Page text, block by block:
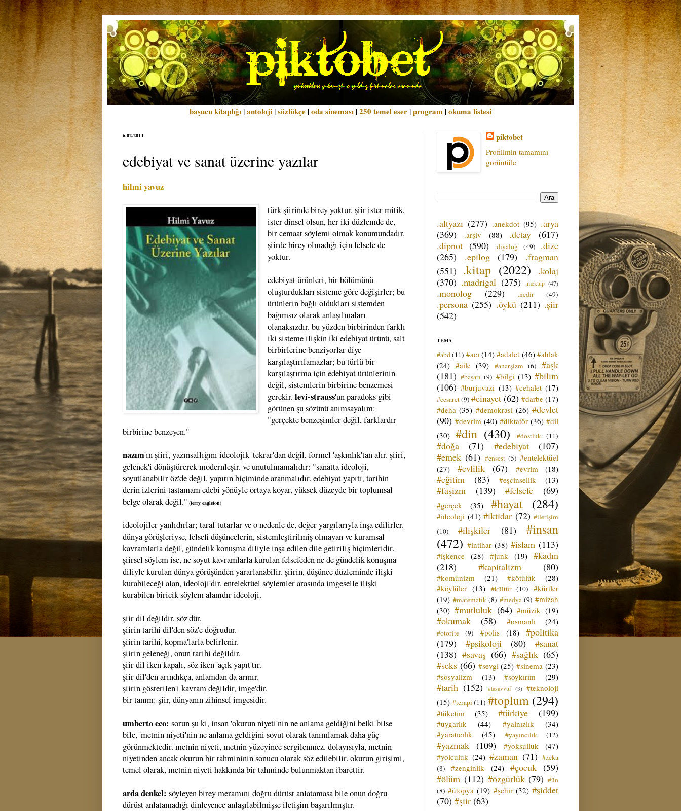
başucu kitaplığı |antoloji |sözlükçe |oda sineması |250 temel eser |program |okuma listesi
6.02.2014
edebiyat ve sanat üzerine yazılar
hilmi yavuz
türk şiirinde birey yoktur. şiir ister mitik,
ister dinsel olsun, her iki düzlemde de,
bir cemaat söylemi olmak konumundadır.
şiirde birey olmadığı için felsefe de
yoktur.
edebiyat ürünleri, bir bölümünü
oluşturdukları sisteme göre değişirler; bu
ürünlerin bağlı oldukları sistemden
bağımsız olarak anlaşılmaları
olanaksızdır. bu yüzden birbirinden farklı
iki sisteme ilişkin iki edebiyat ürünü, salt
birbirlerine benziyorlar diye
karşılaştırılamazlar; bu türlü bir
karşılaştırma için edebiyat ürünlerinin
değil, sistemlerin birbirine benzemesi
gerekir. levi-strauss'un paradoks gibi
görünen şu sözünü anımsayalım:
"gerçekte benzeşimler değil, farklardır
birbirine benzeyen."
nazım'ın şiiri, yazınsallığını ideolojik 'tekrar'dan değil, formel 'aşkınlık'tan alır. şiiri,
gelenek'i dönüştürerek modernleşir. ve unutulmamalıdır: "sanatta ideoloji,
soyutlanabilir öz'de değil, yapıtın biçiminde aranmalıdır. edebiyat yapıtı, tarihin
derin izlerini tastamam edebi yönüyle ortaya koyar, yüksek düzeyde bir toplumsal
belge olarak değil." (terry eagleton)
ideolojiler yanlıdırlar; taraf tutarlar ve o nedenle de, değer yargılarıyla inşa edilirler.
dünya görüşleriyse, felsefi düşüncelerin, sistemleştirilmiş olmayan ve kuramsal
kavramlarla değil, gündelik konuşma diliyle inşa edilen dile getiriliş biçimleridir.
şiirsel söylem ise, ne soyut kavramlarla kurulan felsefeden ne de gündelik konuşma
diliyle kurulan dünya görüşünden yararlanabilir. şiirin, düşünce düzleminde ilişki
kurabileceği alan, ideoloji'dir. entelektüel söylemler arasında imgeselle ilişki
kurabilen biricik söylem alanıdır ideoloji.
şiir dil değildir, söz'dür.
şiirin tarihi dil'den söz'e doğrudur.
şiirin tarihi, kopma'larla belirlenir.
şiirin geleneği, onun tarihi değildir.
şiir dil iken kapalı, söz iken 'açık yapıt'tır.
şiir dil'den arındıkça, anlamdan da arınır.
şiirin gösterilen'i kavram değildir, imge'dir.
bir tanım: şiir, dünyanın zihinsel imgesidir.
umberto eco: sorun şu ki, insan 'okurun niyeti'nin ne anlama geldiğini belki bilse
bile, 'metnin niyeti'nin ne anlama geldiğini soyut olarak tanımlamak daha güç
görünmektedir. metnin niyeti, metnin yüzeyince sergilenmez. dolayısıyla, metnin
niyetinden ancak okurun bir tahmininin sonucu olarak söz edilebilir. okurun girişimi,
temel olarak, metnin niyeti hakkında bir tahminde bulunmaktan ibarettir.
arda denkel: söyleyen birey meramını doğru dürüst anlatamasa bile onun doğru
dürüst anlatamadığı dinleyence anlaşılabilmişse iletişim başarılmıştır.
piktobet
Profilimin tamamını
görüntüle
.altyazı (277) .anekdot (95) .arya
(369)
.arşiv (88) .detay
(617)
.dipnot (590) .diyalog (49)
.dize
(265)
.epilog (179)
.fragman
(551) .kitap (2022)
.kolaj
(370) .madrigal (275) .mektup (47)
.monolog (229) .nedir (49)
.persona (255) .öykü (211) .şiir
(542)
TEMA
#abd (11) #acı (14) #adalet (46) #ahlak
(24) #aile (39) #anarşizm (6)
#aşk
(181) #başarı (9) #bilgi (13) #bilim
(106) #burjuvazi (13) #cehalet (17)
#cesaret(9) #cinayet (62) #darbe (17)
#deha (35) #demokrasi (26) #devlet
(90) #devrim (40) #diktatör (36) #dil
(30) #din (430) #dostluk (11)
#doğa (71) #edebiyat
(107)
#emek (61) #ensest (5) #entelektüel
(27)
#evlilik (67) #evrim (18)
#eğitim (83) #eşcinsellik (13)
#faşizm (139) #felsefe (69)
#gerçek (35) #hayat (284)
#ideoloji (41) #iktidar (72) #iletişim
(10)
#ilişkiler (81)
#insan
(472) #intihar (38) #islam (113)
#işkence (28) #junk (19) #kadın
(218)
#kapitalizm (80)
#komünizm (21) #kötülük
(28)
#köylüler (13) #kültür (10)
#kürtler
(19) #matematik (8) #medya (9) #mizah
(30) #mutluluk (64) #müzik (19)
#okumak (58) #osmanlı (24)
#otorite (9) #polis (18)
#politika
(179)
#psikoloji (80)
#sanat
(138) #savaş (66) #sağlık (65)
#seks (66) #sevgi (25) #sinema (23)
#sosyalizm
(13) #soykırım (29)
#tarih (152) #tasavvuf (3) #teknoloji
(15) #terapi (11) #toplum (294)
#tüketim (35) #türkiye (199)
#uygarlık (44) #yalnızlık
(34)
#yaratıcılık
(45) #yayıncılık (12)
#yazmak (109) #yoksulluk
(47)
#yolculuk (24) #zaman (71) #zeka
(8)
#zenginlik (24) #çocuk (59)
#ölüm (112) #özgürlük (79) #ün
(8) #ütopya (19) #şehir (32) #şiddet
(70) #şiir (63)